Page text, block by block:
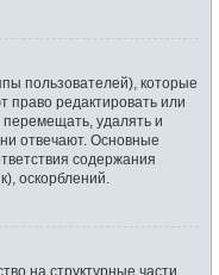
пользователей), которые
редактировать или
удалять и
отвечают. Основные
содержания
оскорблений.
на структурные части,